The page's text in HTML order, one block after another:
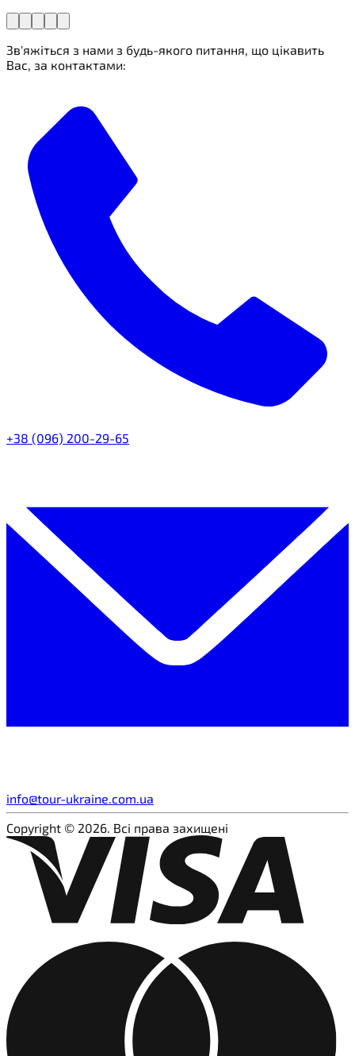
Зв'яжіться з нами з будь-якого питання, що цікавить
Вас, за контактами:
+38 (096) 200-29-65
info@tour-ukraine.com.ua
Copyright © 2026. Всі права захищені